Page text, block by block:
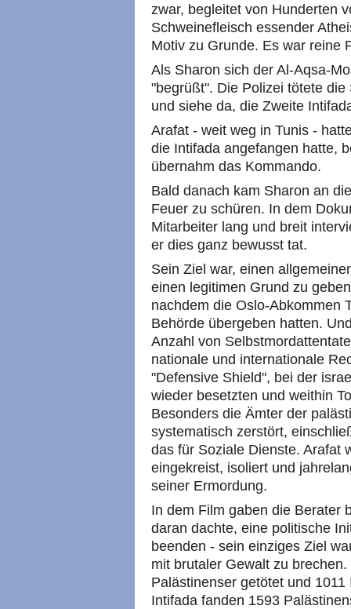
zwar, begleitet von Hunderten
Schweinefleisch essender
Motiv zu Grunde. Es war reine
Als Sharon sich der Al-Aqsa-
"begrüßt". Die Polizei tötete
und siehe da, die Zweite
Arafat - weit weg in Tunis -
die Intifada angefangen hatte,
übernahm das Kommando.
Bald danach kam Sharon an
Feuer zu schüren. In dem
Mitarbeiter lang und breit
er dies ganz bewusst tat.
Sein Ziel war, einen
einen legitimen Grund zu
nachdem die Oslo-Abkommen
Behörde übergeben hatten.
Anzahl von
nationale und internationale
"Defensive Shield", bei der
wieder besetzten und weithin
Besonders die Ämter der
systematisch zerstört,
das für Soziale Dienste. Arafat
eingekreist, isoliert und
seiner Ermordung.
In dem Film gaben die Berater
daran dachte, eine politische
beenden - sein einziges Ziel
mit brutaler Gewalt zu
Palästinenser getötet und
Intifada fanden 1593